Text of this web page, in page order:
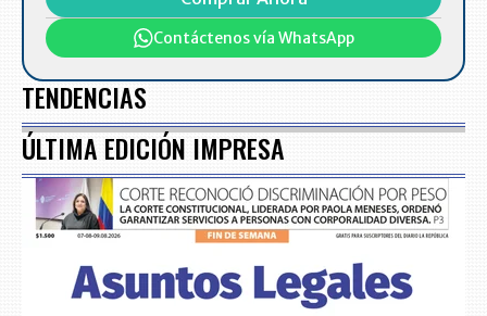
Contáctenos vía WhatsApp
TENDENCIAS
ÚLTIMA EDICIÓN IMPRESA